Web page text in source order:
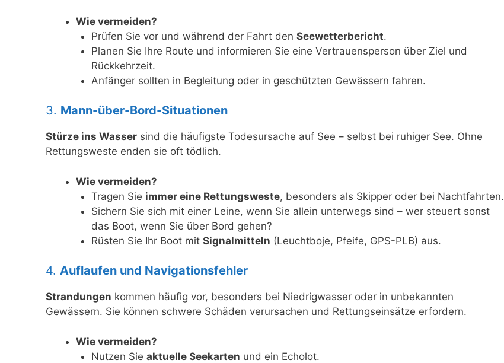
Wie vermeiden?
Prüfen Sie vor und während der Fahrt den Seewetterbericht.
Planen Sie Ihre Route und informieren Sie eine Vertrauensperson über Ziel und
Rückkehrzeit.
Anfänger sollten in Begleitung oder in geschützten Gewässern fahren.
3. Mann-über-Bord-Situationen
Stürze ins Wasser sind die häufigste Todesursache auf See – selbst bei ruhiger See. Ohne
Rettungsweste enden sie oft tödlich.
Wie vermeiden?
Tragen Sie immer eine Rettungsweste, besonders als Skipper oder bei Nachtfahrten.
Sichern Sie sich mit einer Leine, wenn Sie allein unterwegs sind – wer steuert sonst
das Boot, wenn Sie über Bord gehen?
Rüsten Sie Ihr Boot mit Signalmitteln (Leuchtboje, Pfeife, GPS-PLB) aus.
4. Auflaufen und Navigationsfehler
Strandungen kommen häufig vor, besonders bei Niedrigwasser oder in unbekannten
Gewässern. Sie können schwere Schäden verursachen und Rettungseinsätze erfordern.
Wie vermeiden?
Nutzen Sie aktuelle Seekarten und ein Echolot.